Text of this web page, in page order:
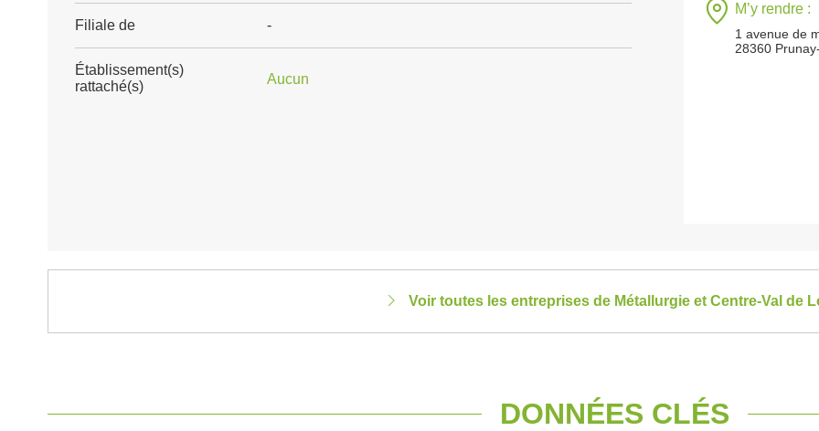
Filiale de -
Établissement(s)
rattaché(s)
Aucun
M’y rendre :
1 avenue de
28360
Voir toutes les entreprises de Métallurgie et Centre-Val de
DONNÉES CLÉS